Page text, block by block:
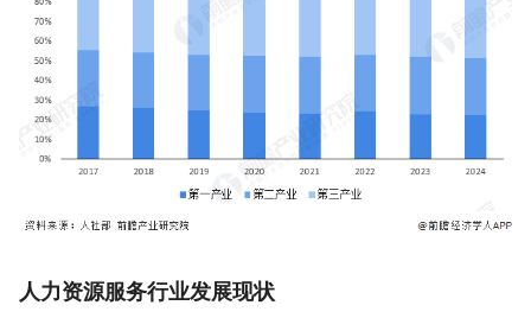
人力资源服务行业发展现状